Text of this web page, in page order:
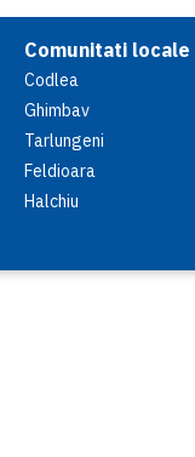
Comunitati locale
Codlea
Ghimbav
Tarlungeni
Feldioara
Halchiu